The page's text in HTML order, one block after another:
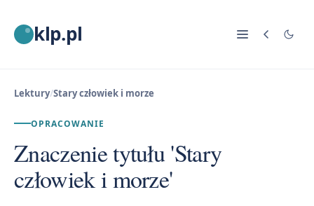
klp.pl
Lektury/Stary człowiek i morze
OPRACOWANIE
Znaczenie tytułu 'Stary
człowiek i morze'